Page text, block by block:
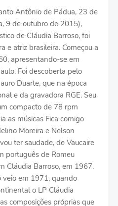
Antônio de Pádua, 23 de
9 de outubro de 2015),
de Cláudia Barroso, foi
e atriz brasileira. Começou a
apresentando-se em
Foi descoberta pelo
Duarte, que na época
e da gravadora RGE. Seu
compacto de 78 rpm
as músicas Fica comigo
Moreira e Nelson
ter saudade, de Vaucaire
português de Romeu
Cláudia Barroso, em 1967.
veio em 1971, quando
o LP Cláudia
composições próprias que